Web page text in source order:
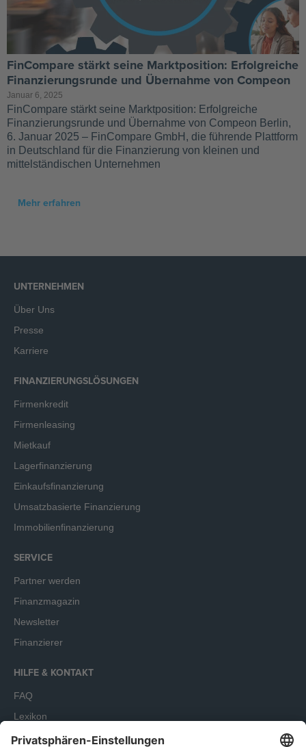
FinCompare stärkt seine Marktposition: Erfolgreiche
Finanzierungsrunde und Übernahme von Compeon
Januar 6, 2025
FinCompare stärkt seine Marktposition: Erfolgreiche
Finanzierungsrunde und Übernahme von Compeon Berlin,
6. Januar 2025 – FinCompare GmbH, die führende Plattform
in Deutschland für die Finanzierung von kleinen und
mittelständischen Unternehmen
Mehr erfahren
UNTERNEHMEN
Über Uns
Presse
Karriere
FINANZIERUNGSLÖSUNGEN
Firmenkredit
Firmenleasing
Mietkauf
Lagerfinanzierung
Einkaufsfinanzierung
Umsatzbasierte Finanzierung
Immobilienfinanzierung
SERVICE
Partner werden
Finanzmagazin
Newsletter
Finanzierer
HILFE & KONTAKT
FAQ
Lexikon
Terminbuchung